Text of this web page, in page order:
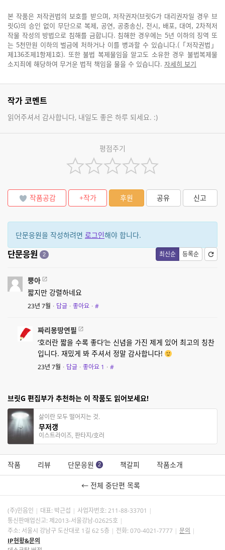
본 작품은 저작권법의 보호를 받으며, 저작권자(브릿G가 대리권자일 경우 브
릿G)의 승인 없이 무단으로 복제, 공연, 공중송신, 전시, 배포, 대여, 2차적저
작물 작성의 방법으로 침해를 금합니다. 침해한 경우에는 5년 이하의 징역 또
는 5천만원 이하의 벌금에 처하거나 이를 병과할 수 있습니다.(「저작권법」
제136조제1항제1호). 또한 불법 복제물임을 알고도 소유한 경우 불법복제물
소지죄에 해당하여 무거운 법적 책임을 물을 수 있습니다. 자세히 보기
작가 코멘트
읽어주셔서 감사합니다, 내일도 좋은 하루 되세요. :)
평점주기
작품공감 +작가 후원 공유 신고
단문응원을 작성하려면 로그인해야 합니다.
최신순 등록순
단문응원 2
뿡아
짧지만 강렬하네요
23년 7월 · 답글 · 좋아요 · #
짜리몽땅연필
‘호러란 짧을 수록 좋다’는 신념을 가진 제게 있어 최고의 칭찬
입니다. 재밌게 봐 주셔서 정말 감사합니다!
23년 7월 · 답글 · 좋아요 1 · #
브릿G 편집부가 추천하는 이 작품도 읽어보세요!
삶이란 모두 떨어지는 것.
무저갱
이스트라이즈, 판타지/호러
작품 리뷰 단문응원 2 책갈피 작품소개
← 전체 중단편 목록
(주)민음인 대표: 박근섭 사업자번호: 211-88-33701
통신판매업신고: 제2013-서울강남-02625호
주소: 서울시 강남구 도산대로 1길 62 5층
전화: 070-4021-7777
문의
IP현황&문의